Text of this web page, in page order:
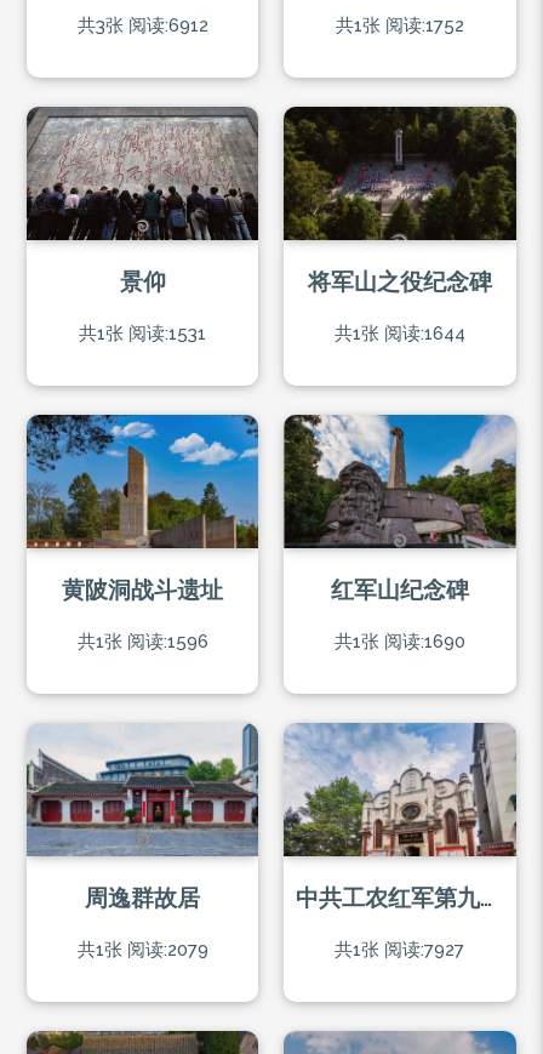
共3张 阅读:6912 共1张 阅读:1752
景仰
共1张 阅读:1531
将军山之役纪念碑
共1张 阅读:1644
黄陂洞战斗遗址
共1张 阅读:1596
红军山纪念碑
共1张 阅读:1690
周逸群故居
共1张 阅读:2079
中共工农红军第九军团司令部旧址
共1张 阅读:7927